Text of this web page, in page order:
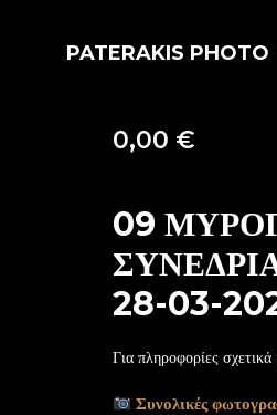
PATERAKIS PHOTO
09
28-03-
0,00 €
Για πληροφορίες
Συνολικές